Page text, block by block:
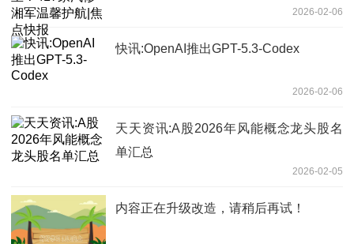
2026-02-06
快讯:OpenAI推出GPT-5.3-Codex
2026-02-06
天天资讯:A股2026年风能概念龙头股名
单汇总
2026-02-05
内容正在升级改造，请稍后再试！